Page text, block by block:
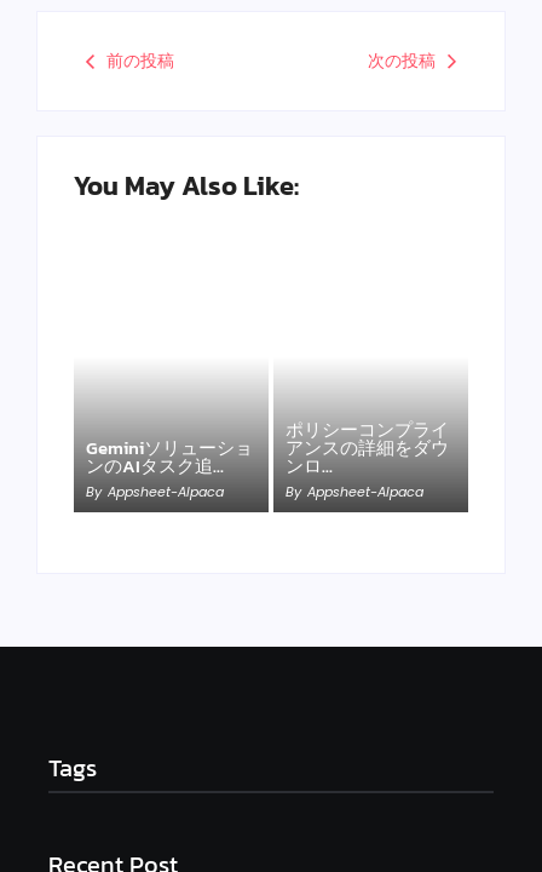
前の投稿 次の投稿
You May Also Like:
Geminiソリューショ
ンのAIタスク追…
By Appsheet-Alpaca
ポリシーコンプライ
アンスの詳細をダウ
ンロ…
By Appsheet-Alpaca
Tags